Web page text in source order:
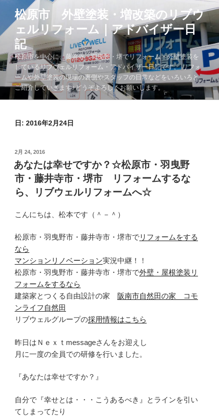
テ
ツ
へ
キ
ッ
松原市 外壁塗装・増改築のリブウ
ェルリフォーム｜アドバイザー日
記
松原市を中心に、藤井寺・羽曳野・堺でリフォーム・外壁塗装を
しているリブウェルリフォーム・アドバイザー日記です。 リフォ
ームや外壁塗装の現場の裏側やスタッフの日常などをいろいろと
ご紹介していきます♪どうぞよろしくお願いします。
日: 2016年2月24日
投
稿
日:
2月 24, 2016
あなたは幸せですか？☆松原市・羽曳野
市・藤井寺市・堺市 リフォームするな
ら、リブウェルリフォームへ☆
こんにちは、松本です（＾－＾）
松原市・羽曳野市・藤井寺市・堺市でリフォームをする
なら
マンションリノベーション実況中継！！
松原市・羽曳野市・藤井寺市・堺市で外壁・屋根塗装リ
フォームをするなら
建築家とつくる自由設計の家 阪南市自然田の家 コモ
ンライフ自然田
リブウェルグループの採用情報はこちら
昨日はＮｅｘｔmessageさんをお迎えし
月に一度の全員での研修を行いました。
『あなたは幸せですか？』
自分で『幸せとは・・・こうあるべき』とラインを引い
てしまってたり